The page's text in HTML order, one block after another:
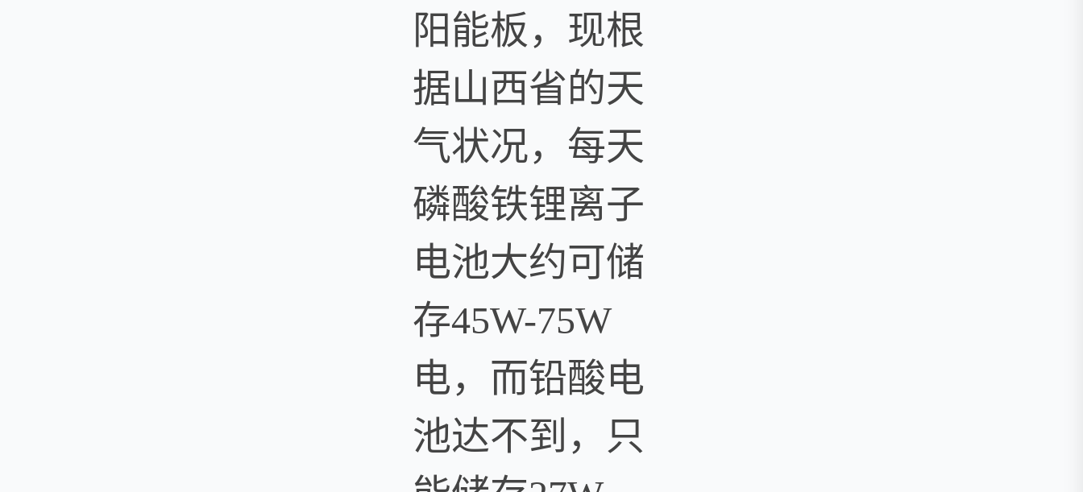
阳能板，现根
据山西省的天
气状况，每天
磷酸铁锂离子
电池大约可储
存45W-75W
电，而铅酸电
池达不到，只